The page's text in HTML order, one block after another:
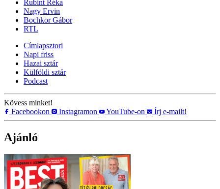
Rubint Réka
Nagy Ervin
Bochkor Gábor
RTL
Címlapsztori
Napi friss
Hazai sztár
Külföldi sztár
Podcast
Kövess minket!
Facebookon
Instagramon YouTube-on Írj e-mailt!
Ajánló